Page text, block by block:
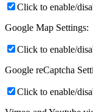
Click to enable/
Google Map Settings:
Click to enable/
Google reCaptcha
Click to enable/